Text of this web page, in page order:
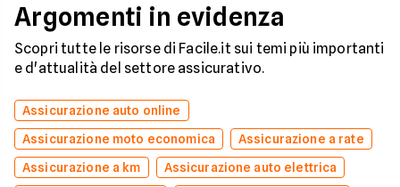
Argomenti in evidenza
Scopri tutte le risorse di Facile.it sui temi più importanti
e d'attualità del settore assicurativo.
Assicurazione auto online
Assicurazione moto economica
Assicurazione a rate
Assicurazione a km
Assicurazione auto elettrica